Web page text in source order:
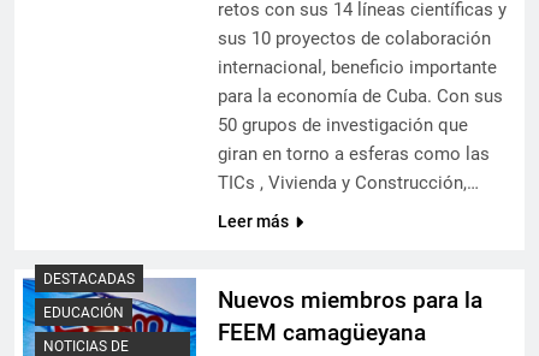
retos con sus 14 líneas científicas y
sus 10 proyectos de colaboración
internacional, beneficio importante
para la economía de Cuba. Con sus
50 grupos de investigación que
giran en torno a esferas como las
TICs , Vivienda y Construcción,…
Leer más
DESTACADAS
EDUCACIÓN
NOTICIAS DE
Nuevos miembros para la
FEEM camagüeyana